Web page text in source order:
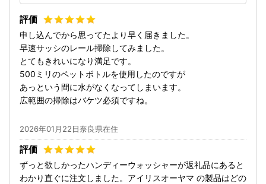
申し込んでから思ってたより早く届きました。
早速サッシのレール掃除してみました。
とてもきれいになり満足です。
500ミリのペットボトルを使用したのですが
あっという間に水がなくなってしまいます。
広範囲の掃除はバケツ必須ですね。
2026年01月22日奈良県在住
ずっと欲しかったハンディーウォッシャーが返礼品にあると
わかり直ぐに注文しました。アイリスオーヤマ の製品はどの